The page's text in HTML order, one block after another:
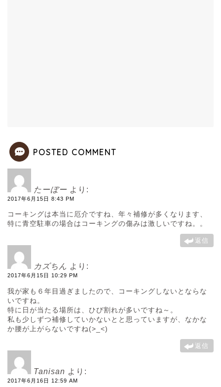
POSTED COMMENT
たーぼー より:
2017年6月15日 8:43 PM
コーキングは本当に厄介ですね、年々補修が多くなります、
特に青空駐車の場合はコーキングの傷みは激しいですね。。
返信
カズちん より:
2017年6月15日 10:29 PM
我が家も６年目過ぎましたので、コーキングしないとならな
いですね。
特に日が当たる場所は、ひび割れが多いですね～。
私も少しずつ補修していかないとと思っていますが、なかな
か腰が上がらないですね(>_<)
返信
Tanisan より:
2017年6月16日 12:59 AM